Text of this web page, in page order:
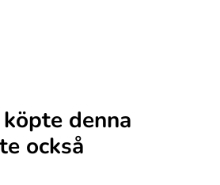
denna
också